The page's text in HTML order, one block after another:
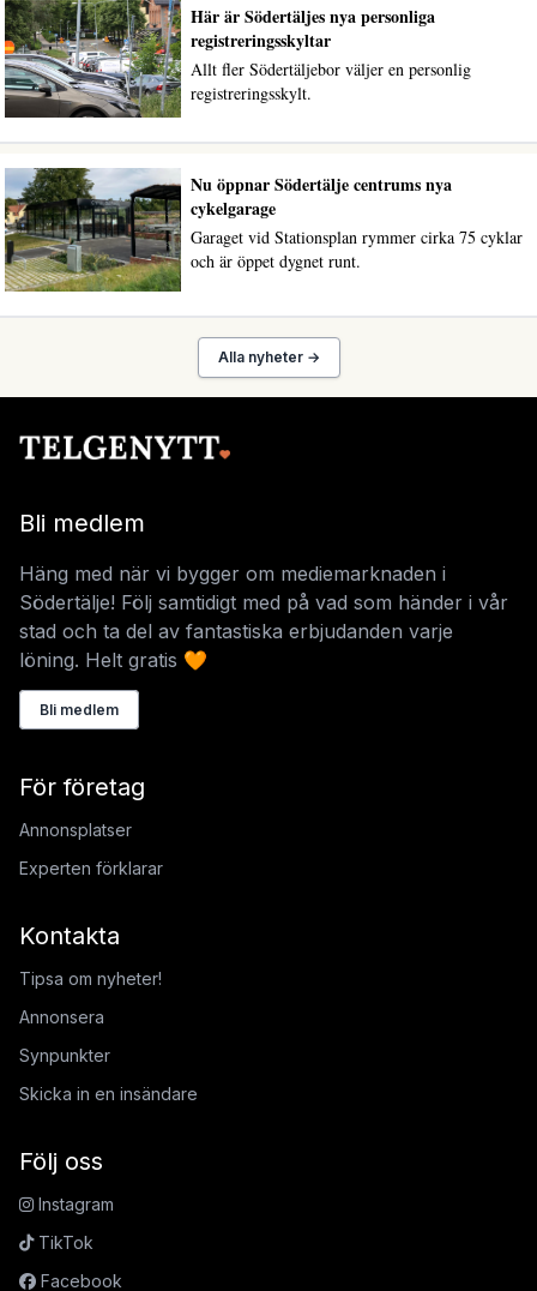
Här är Södertäljes nya personliga
registreringsskyltar
Allt fler Södertäljebor väljer en personlig
registreringsskylt.
Nu öppnar Södertälje centrums nya
cykelgarage
Garaget vid Stationsplan rymmer cirka 75 cyklar
och är öppet dygnet runt.
Alla nyheter →
Bli medlem
Häng med när vi bygger om mediemarknaden i
Södertälje! Följ samtidigt med på vad som händer i vår
stad och ta del av fantastiska erbjudanden varje
löning. Helt gratis 🧡
Bli medlem
För företag
Annonsplatser
Experten förklarar
Kontakta
Tipsa om nyheter!
Annonsera
Synpunkter
Skicka in en insändare
Följ oss
Instagram
TikTok
Facebook